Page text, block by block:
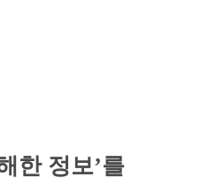
한 정보’를